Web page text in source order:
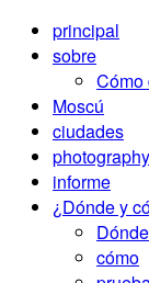
principal
sobre
Cómo
Moscú
ciudades
informe
¿Dónde y
Dónde
cómo